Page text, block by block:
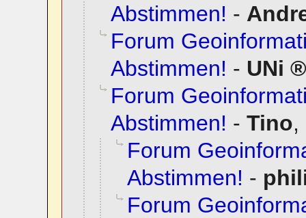
Abstimmen! -
Forum
Abstimmen! - UNi
Forum
Abstimmen! - Tino,
Forum
Abstimmen! -
Forum